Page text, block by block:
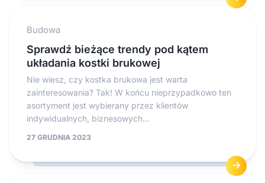
Budowa
Sprawdź bieżące trendy pod kątem
układania kostki brukowej
Nie wiesz, czy kostka brukowa jest warta
zainteresowania? Tak! W końcu nieprzypadkowo ten
asortyment jest wybierany przez klientów
indywidualnych, biznesowych...
27 GRUDNIA 2023